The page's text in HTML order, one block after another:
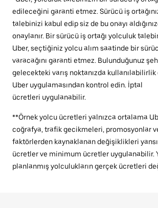
edileceğini garanti etmez. Sürücü iş
talebinizi kabul edip siz de bu onayı
onaylanır. Bir sürücü iş ortağı yolculuk
Uber, seçtiğiniz yolcu alım saatinde bir
varacağını garanti etmez. Bulunduğunuz
gelecekteki varış noktanızda kullanılabilirlik
Uber uygulamasından kontrol edin. İptal
ücretleri uygulanabilir.
**Örnek yolcu ücretleri yalnızca ortalama
coğrafya, trafik gecikmeleri, promosyonlar
faktörlerden kaynaklanan değişiklikleri
ücretler ve minimum ücretler uygulanabilir.
planlanmış yolculukların gerçek ücretleri